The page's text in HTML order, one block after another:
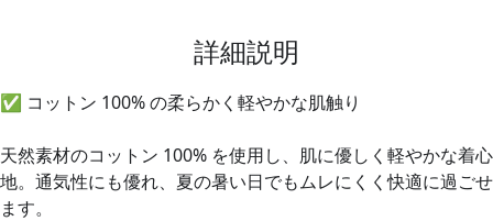
詳細説明
✅ コットン 100% の柔らかく軽やかな肌触り
天然素材のコットン 100% を使用し、肌に優しく軽やかな着心
地。通気性にも優れ、夏の暑い日でもムレにくく快適に過ごせ
ます。